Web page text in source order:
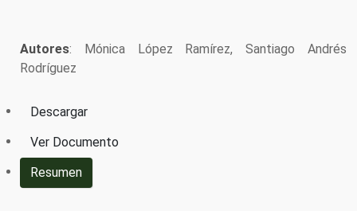
Autores: Mónica López Ramírez, Santiago Andrés
Rodríguez
Descargar
Ver Documento
Resumen